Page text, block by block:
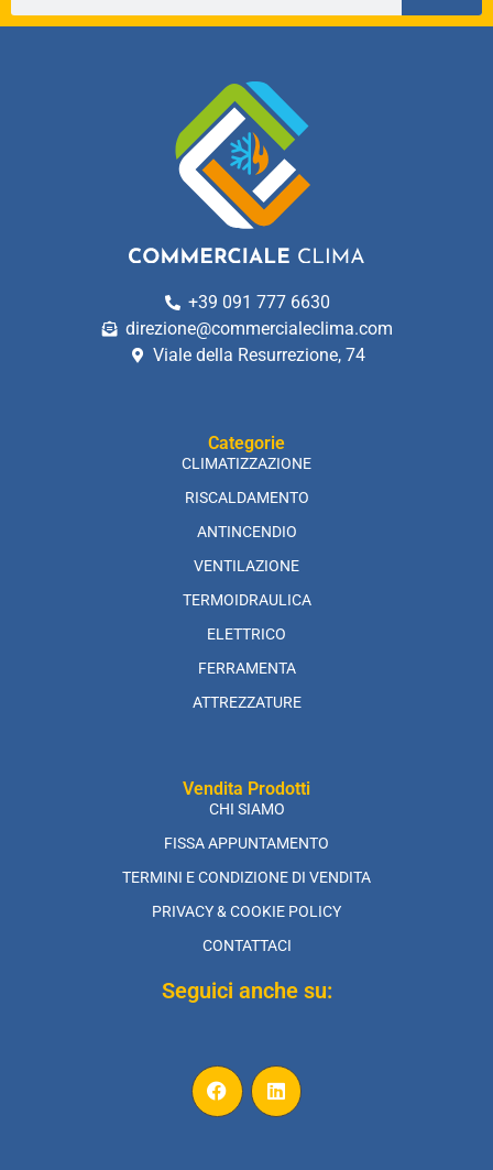
+39 091 777 6630
direzione@commercialeclima.com
Viale della Resurrezione, 74
Categorie
CLIMATIZZAZIONE
RISCALDAMENTO
ANTINCENDIO
VENTILAZIONE
TERMOIDRAULICA
ELETTRICO
FERRAMENTA
ATTREZZATURE
Vendita Prodotti
CHI SIAMO
FISSA APPUNTAMENTO
TERMINI E CONDIZIONE DI VENDITA
PRIVACY & COOKIE POLICY
CONTATTACI
Seguici anche su: